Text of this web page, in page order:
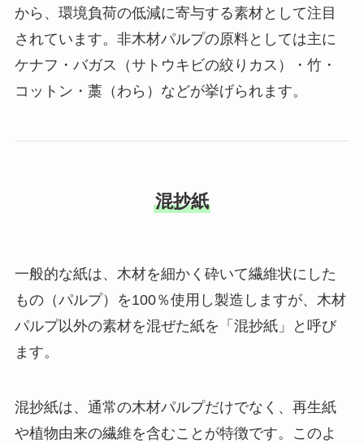
から、環境負荷の低減に寄与する素材として注目
されています。非木材パルプの原料としては主に
ケナフ・バガス（サトウキビの絞りカス）・竹・
コットン・藁（わら）などが挙げられます。
混抄紙
一般的な紙は、木材を細かく砕いて繊維状にした
もの（パルプ）を100％使用し製造しますが、木材
パルプ以外の素材を混ぜた紙を「混抄紙」と呼び
ます。
混抄紙は、通常の木材パルプだけでなく、再生紙
や植物由来の繊維を含むことが特徴です。このよ